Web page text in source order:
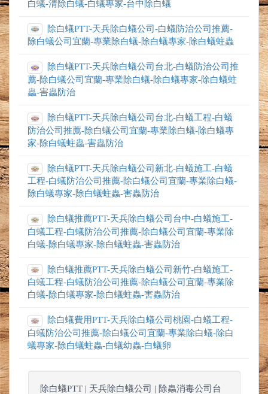
白蟻-清除白蟻-白蟻專家-台中除白蟻
除白蟻PTT-天兵除白蟻公司-白蟻防治公司推薦-
除白蟻公司宜蘭-專業除白蟻-除白蟻專家-除白蟻蛀蟲
除白蟻PTT-天兵除白蟻公司台北-白蟻防治公司推
薦-除白蟻公司宜蘭-專業除白蟻-除白蟻專家-除白蟻蛀
蟲-害蟲防治
除白蟻PTT-天兵除白蟻公司台北-白蟻工程-白蟻
防治公司推薦-除白蟻公司宜蘭-專業除白蟻-除白蟻專
家-除白蟻蛀蟲-害蟲防治
除白蟻PTT-天兵除白蟻公司新北-白蟻施工-白蟻
工程-白蟻防治公司推薦-除白蟻公司宜蘭-專業除白蟻-
除白蟻專家-除白蟻蛀蟲-害蟲防治
除白蟻推薦PTT-天兵除白蟻公司台中-白蟻施工-
白蟻工程-白蟻防治公司推薦-除白蟻公司宜蘭-專業除
白蟻-除白蟻專家-除白蟻蛀蟲-害蟲防治
除白蟻推薦PTT-天兵除白蟻公司新竹-白蟻施工-
白蟻工程-白蟻防治公司推薦-除白蟻公司宜蘭-專業除
白蟻-除白蟻專家-除白蟻蛀蟲-害蟲防治
除白蟻費用PTT-天兵除白蟻公司桃園-白蟻工程-
白蟻防治公司推薦-除白蟻公司宜蘭-專業除白蟻-除白
蟻專家-除白蟻蛀蟲-白蟻幼蟲-白蟻卵
除白蟻PTT | 天兵除白蟻公司 | 除蟲消毒公司台